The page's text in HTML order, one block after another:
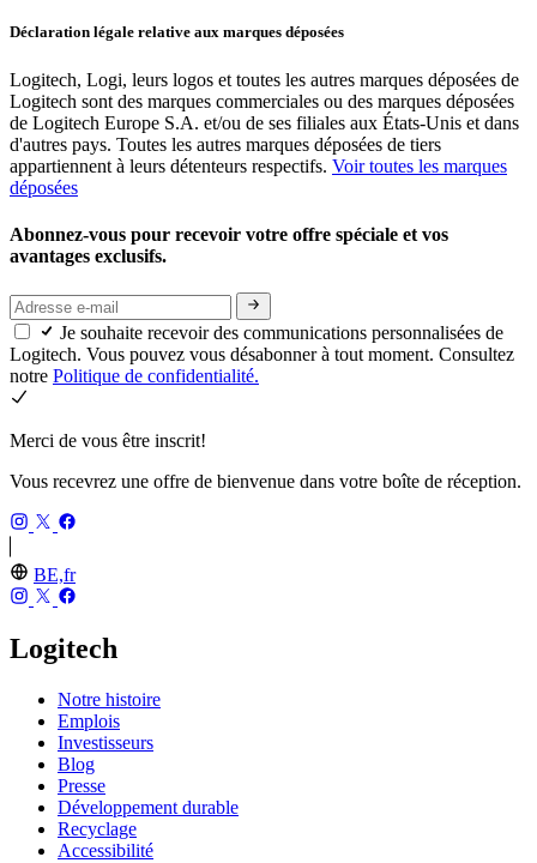
Déclaration légale relative aux marques déposées
Logitech, Logi, leurs logos et toutes les autres marques déposées de
Logitech sont des marques commerciales ou des marques déposées
de Logitech Europe S.A. et/ou de ses filiales aux États-Unis et dans
d'autres pays. Toutes les autres marques déposées de tiers
appartiennent à leurs détenteurs respectifs. Voir toutes les marques
déposées
Abonnez-vous pour recevoir votre offre spéciale et vos
avantages exclusifs.
Je souhaite recevoir des communications personnalisées de
Logitech. Vous pouvez vous désabonner à tout moment. Consultez
notre Politique de confidentialité.
Merci de vous être inscrit!
Vous recevrez une offre de bienvenue dans votre boîte de réception.
BE,fr
Logitech
Notre histoire
Emplois
Investisseurs
Blog
Presse
Développement durable
Recyclage
Accessibilité